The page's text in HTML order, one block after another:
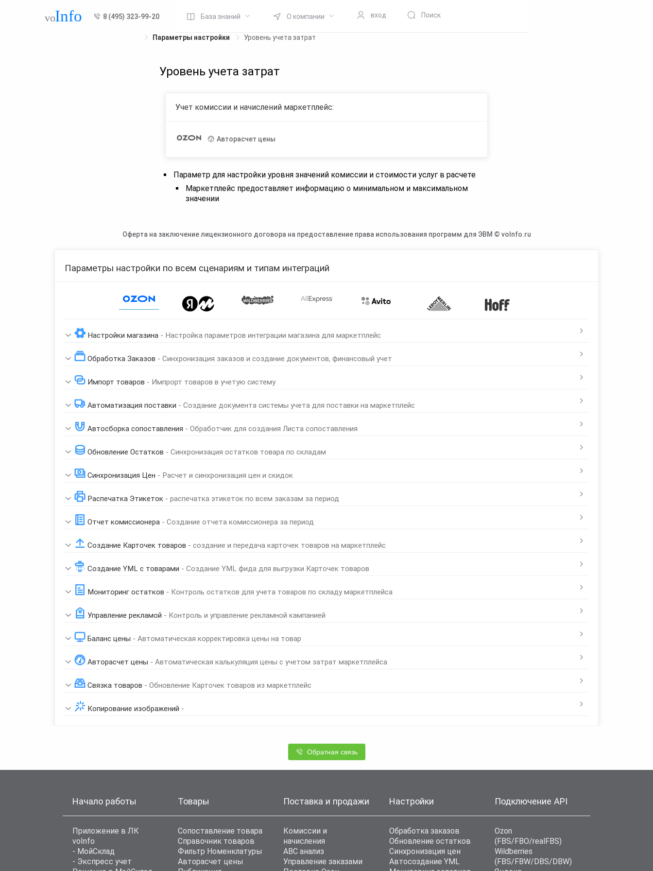
8 (495) 323-99-20 База знаний О компании вход Поиск
Параметры настройки Уровень учета затрат
Уровень учета затрат
Учет комиссии и начислений маркетплейс:
Авторасчет цены
Параметр для настройки уровня значений комиссии и стоимости услуг в расчете
Маркетплейс предоставляет информацию о минимальном и максимальном
значении
Оферта на заключение лицензионного договора на предоставление права использования программ для ЭВМ © voInfo.ru
Параметры настройки по всем сценариям и типам интеграций
Настройки магазина - Настройка параметров интеграции магазина для маркетплейс
Обработка Заказов - Синхронизация заказов и создание документов, финансовый учет
Импорт товаров - Импрорт товаров в учетую систему
Автоматизация поставки - Создание документа системы учета для поставки на маркетплейс
Автосборка сопоставления - Обработчик для создания Листа сопоставления
Обновление Остатков - Синхронизация остатков товара по складам
Синхронизация Цен - Расчет и синхронизация цен и скидок
Распечатка Этикеток - распечатка этикеток по всем заказам за период
Отчет комиссионера - Создание отчета комиссионера за период
Создание Карточек товаров - создание и передача карточек товаров на маркетплейс
Создание YML с товарами - Создание YML фида для выгрузки Карточек товаров
Мониторинг остатков - Контроль остатков для учета товаров по складу маркетплейса
Управление рекламой - Контроль и управление рекламной кампанией
Баланс цены - Автоматическая корректировка цены на товар
Авторасчет цены - Автоматическая калькуляция цены с учетом затрат маркетплейса
Связка товаров - Обновление Карточек товаров из маркетплейс
Копирование изображений -
Обратная связь
Начало работы
Приложение в ЛК
voInfo
- МойСклад
- Экспресс учет
Товары
Сопоставление товара
Справочник товаров
Фильтр Номенклатуры
Авторасчет цены
Поставка и продажи
Комиссии и
начисления
ABC анализ
Управление заказами
Настройки
Обработка заказов
Обновление остатков
Синхронизация цен
Автосоздание YML
Подключение API
Ozon
(FBS/FBO/realFBS)
Wildberries
(FBS/FBW/DBS/DBW)